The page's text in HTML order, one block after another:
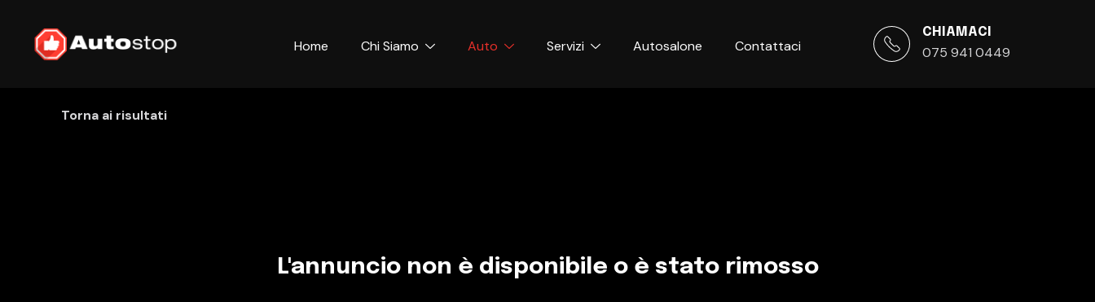
Home Chi Siamo Auto Servizi Autosalone Contattaci
CHIAMACI
075 941 0449
Torna ai risultati
L'annuncio non è disponibile o è stato rimosso